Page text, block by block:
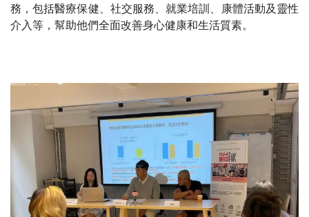
務，包括醫療保健、社交服務、就業培訓、康體活動及靈性
介入等，幫助他們全面改善身心健康和生活質素。